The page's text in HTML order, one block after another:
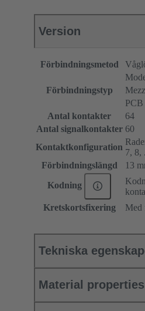
Version
Förbindningsmetod
Förbindningstyp
Antal kontakter
64
Antal signalkontakter 60
Kontaktkonfiguration
7, 8,
Förbindningslängd
13
Kodning
Kretskortsfixering
Med
Tekniska
Material properties